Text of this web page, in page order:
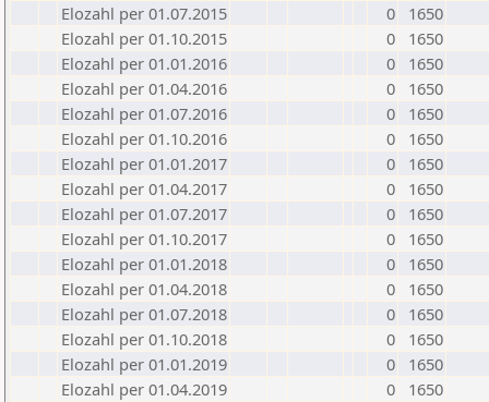
Elozahl per 01.07.2015
0
1650
Elozahl per 01.10.2015
0
1650
Elozahl per 01.01.2016
0
1650
Elozahl per 01.04.2016
0
1650
Elozahl per 01.07.2016
0
1650
Elozahl per 01.10.2016
0
1650
Elozahl per 01.01.2017
0
1650
Elozahl per 01.04.2017
0
1650
Elozahl per 01.07.2017
0
1650
Elozahl per 01.10.2017
0
1650
Elozahl per 01.01.2018
0
1650
Elozahl per 01.04.2018
0
1650
Elozahl per 01.07.2018
0
1650
Elozahl per 01.10.2018
0
1650
Elozahl per 01.01.2019
0
1650
Elozahl per 01.04.2019
0
1650